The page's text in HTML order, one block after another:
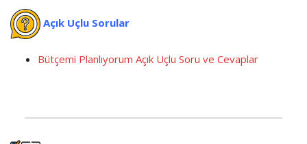
Açık Uçlu Sorular
Bütçemi Planlıyorum Açık Uçlu Soru ve Cevaplar